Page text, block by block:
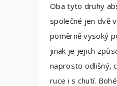
Oba tyto druhy
společné jen dvě
poměrně vysoký
jinak je jejich
naprosto odlišný,
ruce i s chutí.